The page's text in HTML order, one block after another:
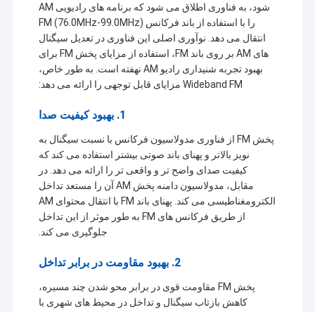
شود، به فناوری اطلاق می شود که برنامه های رادیویی AM
را با استفاده از باند فرکانس FM (76.0MHz-99.0MHz)
انتقال می دهد. نوآوری اصلی این فناوری در تعدیل سیگنال
های AM بر روی باند FM، استفاده از مزایای پخش FM برای
بهبود تجربه شنیداری رادیو AM نهفته است. به طور خاص،
Wideband FM مزایای قابل توجهی را ارائه می دهد:
1. بهبود کیفیت صدا
پخش FM از فناوری مدولاسیون فرکانس با نسبت سیگنال به
نویز بالاتر و پهنای باند صوتی بیشتر استفاده می کند که
کیفیت صدای واضح تر و واقعی تر را ارائه می دهد. در
مقابل، مدولاسیون دامنه پخش AM آن را مستعد تداخل
الکترومغناطیسی می کند. پهنای باند FM با انتقال محتوای AM
از طریق فرکانس های FM به طور موثر از این تداخل
جلوگیری می کند.
2. بهبود مقاومت در برابر تداخل
پخش FM مقاومت قوی در برابر محو شدن چند مسیره،
کاهش بازتاب سیگنال و تداخل در محیط های شهری با